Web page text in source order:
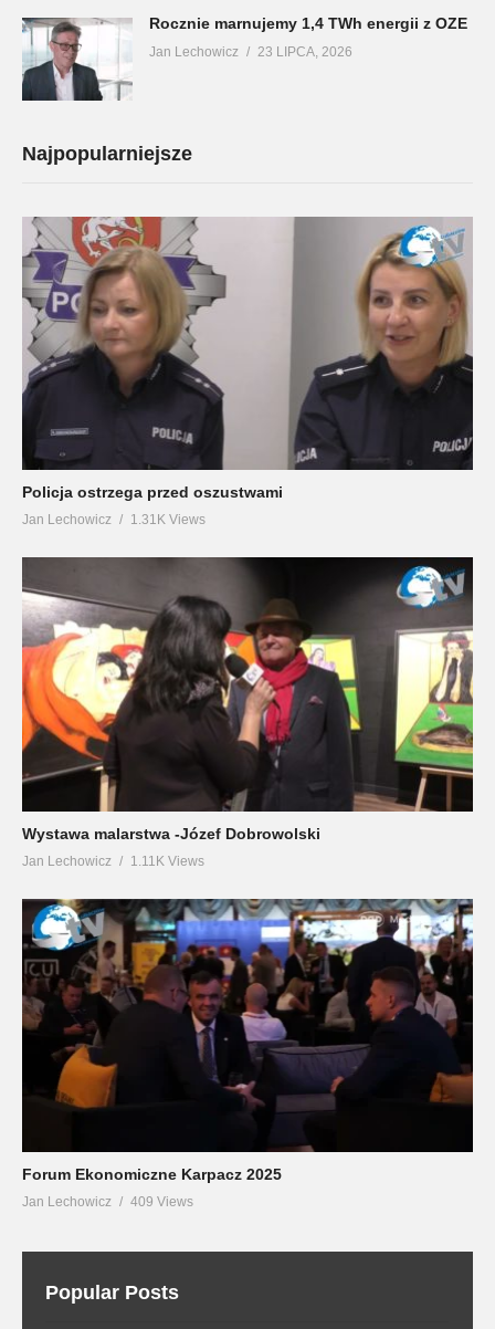
Rocznie marnujemy 1,4 TWh energii z OZE
Jan Lechowicz 23 LIPCA, 2026
Najpopularniejsze
Policja ostrzega przed oszustwami
Jan Lechowicz 1.31K Views
Wystawa malarstwa -Józef Dobrowolski
Jan Lechowicz 1.11K Views
Forum Ekonomiczne Karpacz 2025
Jan Lechowicz 409 Views
Popular Posts